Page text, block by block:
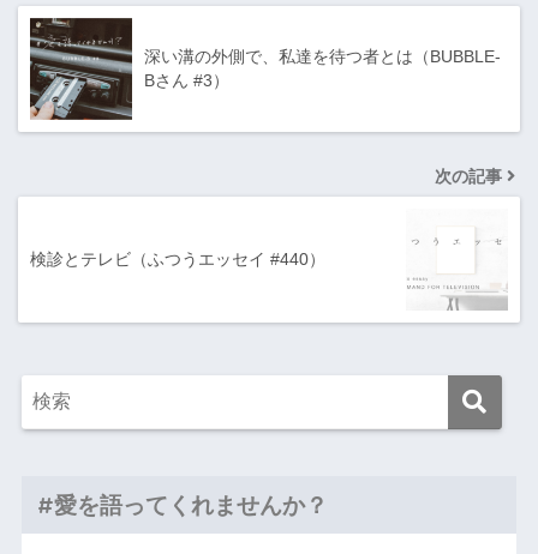
深い溝の外側で、私達を待つ者とは（BUBBLE-
Bさん #3）
次の記事
検診とテレビ（ふつうエッセイ #440）
#愛を語ってくれませんか？